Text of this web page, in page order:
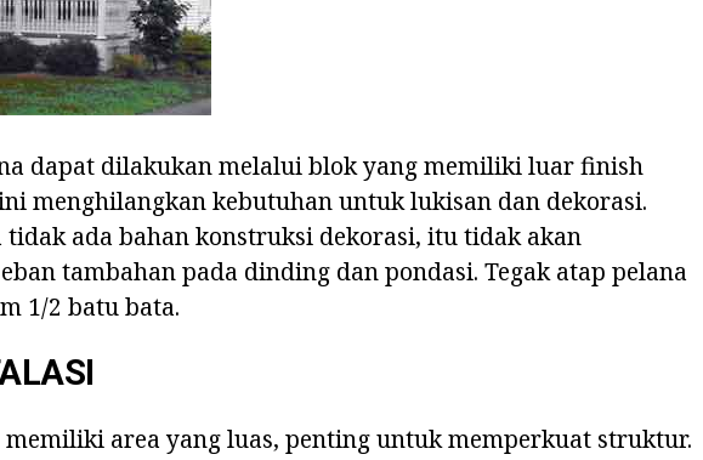
dapat dilakukan melalui blok yang memiliki luar finish
menghilangkan kebutuhan untuk lukisan dan dekorasi.
ada bahan konstruksi dekorasi, itu tidak akan
tambahan pada dinding dan pondasi. Tegak atap pelana
1/2 batu bata.
memiliki area yang luas, penting untuk memperkuat struktur.